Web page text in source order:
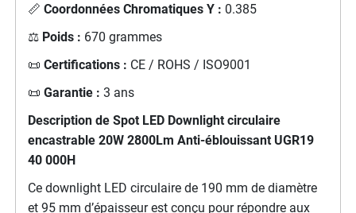
📏 Coordonnées Chromatiques Y : 0.385
⚖️ Poids : 670 grammes
📜 Certifications : CE / ROHS / ISO9001
📜 Garantie : 3 ans
Description de Spot LED Downlight circulaire
encastrable 20W 2800Lm Anti-éblouissant UGR19
40 000H
Ce downlight LED circulaire de 190 mm de diamètre
et 95 mm d’épaisseur est conçu pour répondre aux